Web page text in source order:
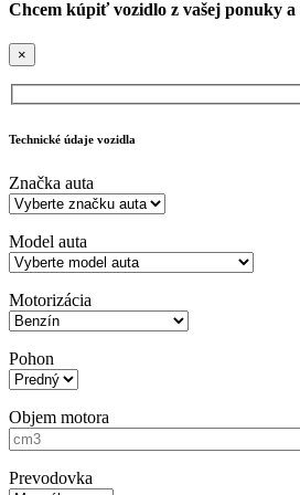
Chcem kúpiť vozidlo z vašej ponuky
×
Technické údaje vozidla
Značka auta
Model auta
Motorizácia
Pohon
Objem motora
Prevodovka